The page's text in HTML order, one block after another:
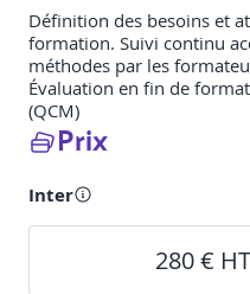
Définition des besoins et
formation. Suivi continu
méthodes par les
Évaluation en fin de
(QCM)
Prix
Inter
280 €